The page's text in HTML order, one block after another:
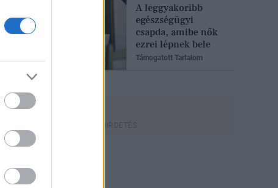
A leggyakoribb
egészségügyi
csapda, amibe nők
ezrei lépnek bele
Támogatott Tartalom